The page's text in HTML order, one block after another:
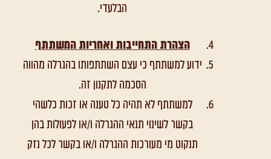
הבלעדי.
הצהרת התחייבות ואחריות המשתתף
ידוע למשתתף כי עצם השתתפותו בהגרלה מהווה
הסכמה לתקנון זה.
למשתתף לא תהיה כל טענה או זכות כלשהי
בקשר לשינוי תנאי ההגרלה ו/או לפעולות בהן
תנקוט מי מעורכות ההגרלה ו/או בקשר לכל נזק